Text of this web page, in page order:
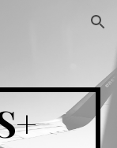
Skip to navigation